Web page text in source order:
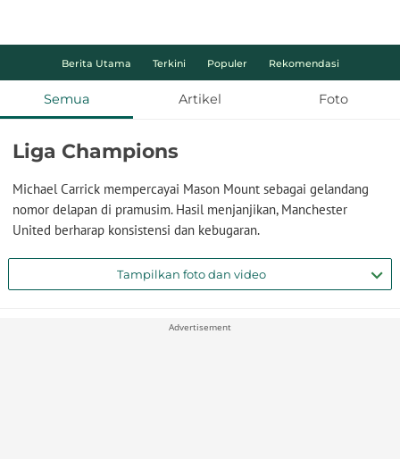
Berita Utama Terkini Populer Rekomendasi
Semua Artikel Foto
Liga Champions
Michael Carrick mempercayai Mason Mount sebagai gelandang
nomor delapan di pramusim. Hasil menjanjikan, Manchester
United berharap konsistensi dan kebugaran.
Tampilkan foto dan video
Advertisement